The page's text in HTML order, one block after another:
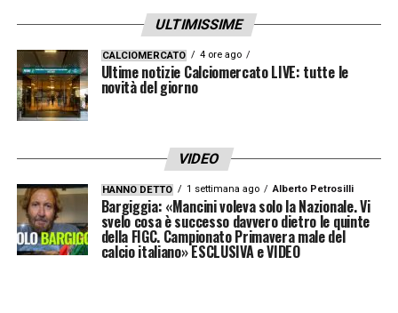
ULTIMISSIME
CALCIOMERCATO 4 ore ago
Ultime notizie Calciomercato LIVE: tutte le
novità del giorno
VIDEO
HANNO DETTO 1 settimana ago Alberto Petrosilli
Bargiggia: «Mancini voleva solo la Nazionale. Vi
svelo cosa è successo davvero dietro le quinte
della FIGC. Campionato Primavera male del
calcio italiano» ESCLUSIVA e VIDEO